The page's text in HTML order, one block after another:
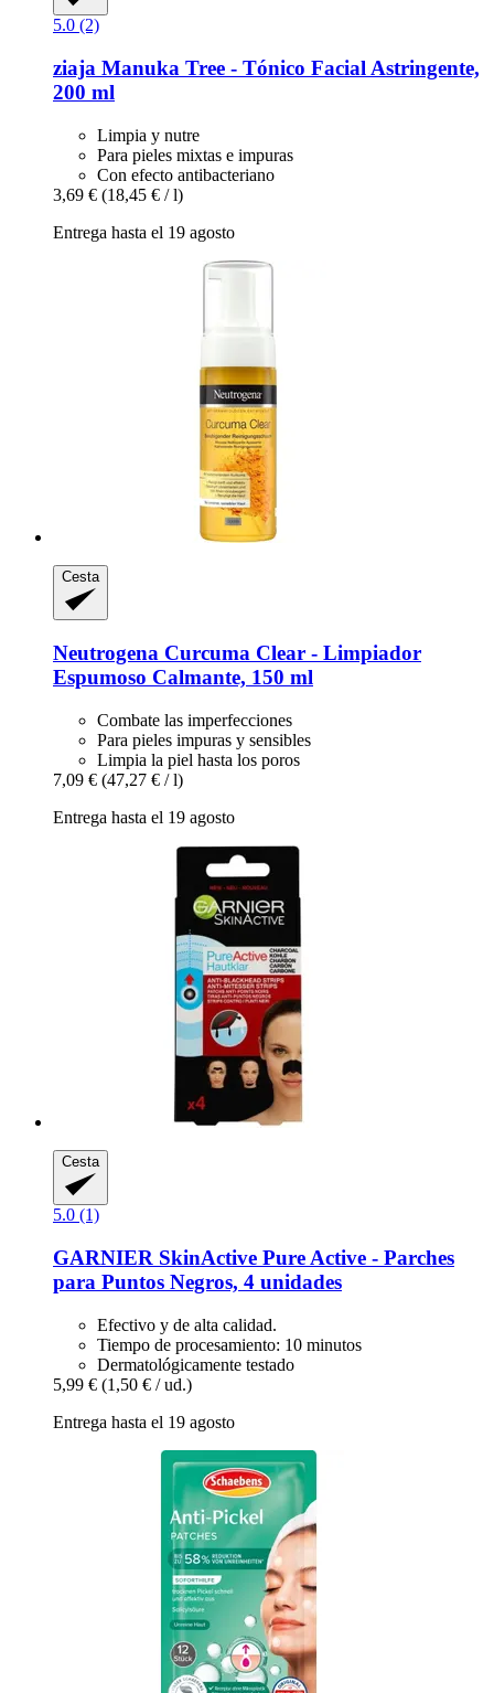
5.0 (2)
ziaja Manuka Tree -​ Tónico Facial Astringente,
200 ml
Limpia y nutre
Para pieles mixtas e impuras
Con efecto antibacteriano
3,69 € (18,45 € / l)
Entrega hasta el 19 agosto
Cesta
Neutrogena Curcuma Clear -​ Limpiador
Espumoso Calmante, 150 ml
Combate las imperfecciones
Para pieles impuras y sensibles
Limpia la piel hasta los poros
7,09 € (47,27 € / l)
Entrega hasta el 19 agosto
Cesta
5.0 (1)
GARNIER SkinActive Pure Active -​ Parches
para Puntos Negros, 4 unidades
Efectivo y de alta calidad.
Tiempo de procesamiento: 10 minutos
Dermatológicamente testado
5,99 € (1,50 € / ud.)
Entrega hasta el 19 agosto